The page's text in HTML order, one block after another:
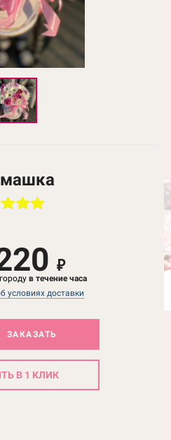
₽
в течение часа
условиях доставки
ЗАКАЗАТЬ
В 1 КЛИК